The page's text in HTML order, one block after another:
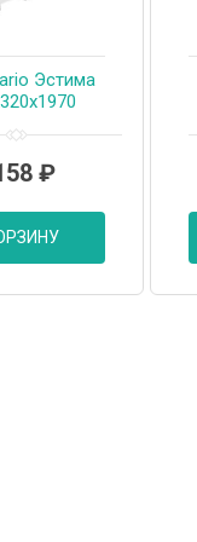
Эстима
глянец
₽